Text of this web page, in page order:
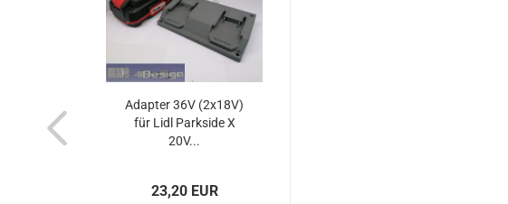
Adapter 36V (2x18V)
für Lidl Parkside X
20V...
23,20 EUR